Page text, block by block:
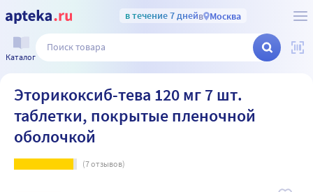
в течение 7 днейв Москва
Каталог
Эторикоксиб-тева 120 мг 7 шт.
таблетки, покрытые пленочной
оболочкой
(7отзывов)